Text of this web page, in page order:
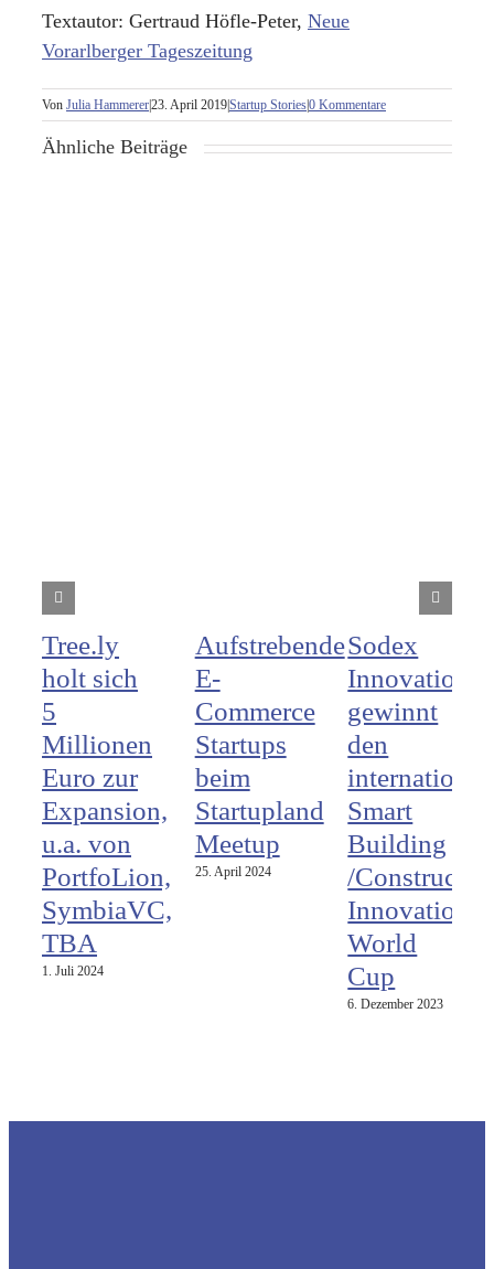
Textautor: Gertraud Höfle-Peter, Neue
Vorarlberger Tageszeitung
Von Julia Hammerer23. April 2019Startup Stories0 Kommentare
Ähnliche Beiträge
Tree.ly
holt sich
5
Millionen
Euro zur
Expansion,
u.a. von
PortfoLion,
SymbiaVC,
TBA
1. Juli 2024
Aufstrebende
E-
Commerce
Startups
beim
Startupland
Meetup
25. April 2024
Sodex
Innovations
gewinnt
den
Smart
Building
/
Innovation
World
Cup
6. Dezember 2023